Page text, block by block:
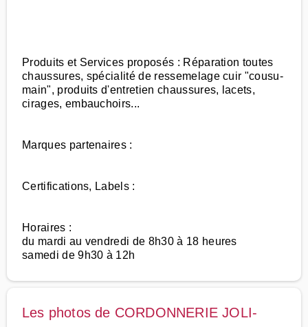
Produits et Services proposés : Réparation toutes
chaussures, spécialité de ressemelage cuir "cousu-
main", produits d'entretien chaussures, lacets,
cirages, embauchoirs...
Marques partenaires :
Certifications, Labels :
Horaires :
du mardi au vendredi de 8h30 à 18 heures
samedi de 9h30 à 12h
Les photos de CORDONNERIE JOLI-